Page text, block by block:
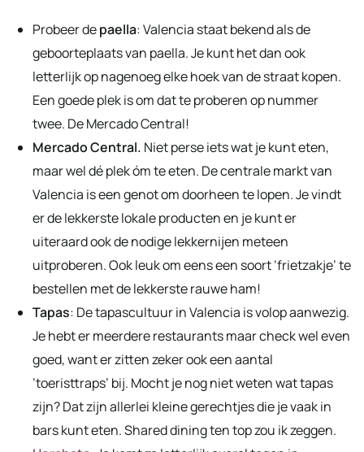
Probeer depaella: Valencia staat bekend als de
geboorteplaats van paella. Je kunt het dan ook
letterlijk op nagenoeg elke hoek van de straat kopen.
Een goede plek is om dat te proberen op nummer
twee. De Mercado Central!
Mercado Central. Niet perse iets wat je kunt eten,
maar wel dé plek óm te eten. De centrale markt van
Valencia is een genot om doorheen te lopen. Je vindt
er de lekkerste lokale producten en je kunt er
uiteraard ook de nodige lekkernijen meteen
uitproberen. Ook leuk om eens een soort ‘frietzakje’ te
bestellen met de lekkerste rauwe ham!
Tapas: De tapascultuur in Valencia is volop aanwezig.
Je hebt er meerdere restaurants maar check wel even
goed, want er zitten zeker ook een aantal
’toeristtraps’ bij. Mocht je nog niet weten wat tapas
zijn? Dat zijn allerlei kleine gerechtjes die je vaak in
bars kunt eten. Shared dining ten top zou ik zeggen.